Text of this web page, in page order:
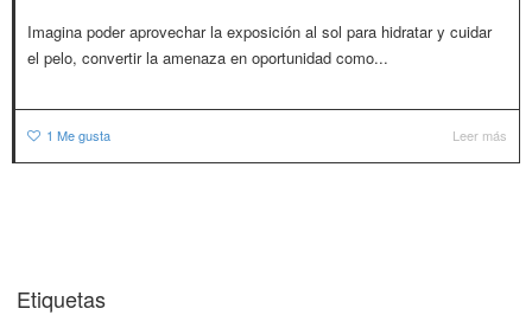
Imagina poder aprovechar la exposición al sol para hidratar y cuidar
el pelo, convertir la amenaza en oportunidad como...
1 Me gusta Leer más
Etiquetas